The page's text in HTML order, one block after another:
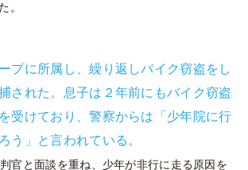
。
プに所属し、繰り返しバイク窃盗をし
された。息子は２年前にもバイク窃盗
受けており、警察からは「少年院に行
う」と言われている。
官と面談を重ね、少年が非行に走る原因を